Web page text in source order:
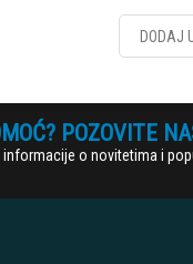
DODAJ
POZOVITE
o novitetima i